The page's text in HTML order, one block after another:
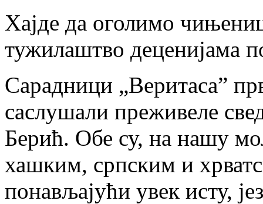
Хајде да оголимо
тужилаштво деценијама
Сарадници „Веритаса”
саслушали преживеле
Берић. Обе су, на нашу
хашким, српским и
понављајући увек исту,